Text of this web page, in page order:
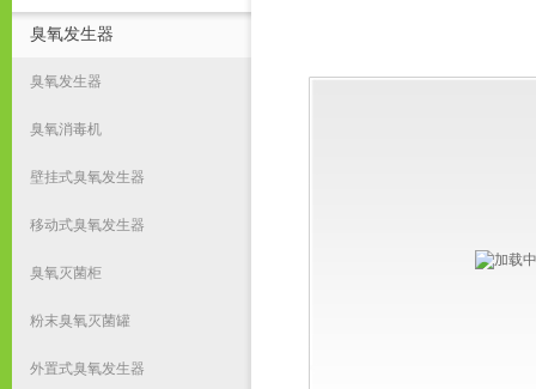
臭氧发生器
臭氧发生器
臭氧消毒机
壁挂式臭氧发生器
移动式臭氧发生器
臭氧灭菌柜
粉末臭氧灭菌罐
外置式臭氧发生器